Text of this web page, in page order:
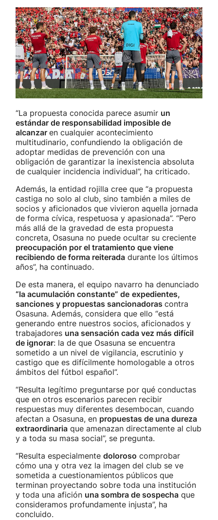
“La propuesta conocida parece asumir un
estándar de responsabilidad imposible de
alcanzar en cualquier acontecimiento
multitudinario, confundiendo la obligación de
adoptar medidas de prevención con una
obligación de garantizar la inexistencia absoluta
de cualquier incidencia individual”, ha criticado.
Además, la entidad rojilla cree que “a propuesta
castiga no solo al club, sino también a miles de
socios y aficionados que vivieron aquella jornada
de forma cívica, respetuosa y apasionada”. “Pero
más allá de la gravedad de esta propuesta
concreta, Osasuna no puede ocultar su creciente
preocupación por el tratamiento que viene
recibiendo de forma reiterada durante los últimos
años”, ha continuado.
De esta manera, el equipo navarro ha denunciado
“la acumulación constante” de expedientes,
sanciones y propuestas sancionadoras contra
Osasuna. Además, considera que ello “está
generando entre nuestros socios, aficionados y
trabajadores una sensación cada vez más difícil
de ignorar: la de que Osasuna se encuentra
sometido a un nivel de vigilancia, escrutinio y
castigo que es difícilmente homologable a otros
ámbitos del fútbol español”.
“Resulta legítimo preguntarse por qué conductas
que en otros escenarios parecen recibir
respuestas muy diferentes desembocan, cuando
afectan a Osasuna, en propuestas de una dureza
extraordinaria que amenazan directamente al club
y a toda su masa social”, se pregunta.
“Resulta especialmente doloroso comprobar
cómo una y otra vez la imagen del club se ve
sometida a cuestionamientos públicos que
terminan proyectando sobre toda una institución
y toda una afición una sombra de sospecha que
consideramos profundamente injusta”, ha
concluido.